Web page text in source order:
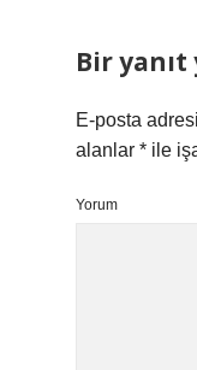
Bir yanıt
E-posta
alanlar * ile
Yorum